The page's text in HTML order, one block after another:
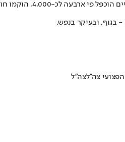
במקביל, באגף השיקום
בגוף, ובעיקר בנפש.
פצועי צה''לצה"ל